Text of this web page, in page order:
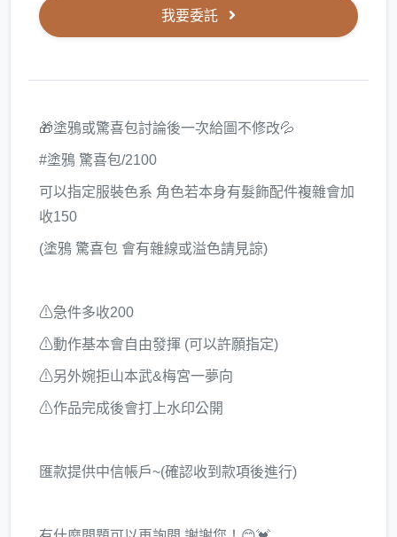
我要委託
🎁塗鴉或驚喜包討論後一次給圖不修改💦
#塗鴉 驚喜包/2100
可以指定服裝色系 角色若本身有髮飾配件複雜會加
收150
(塗鴉 驚喜包 會有雜線或溢色請見諒)
⚠急件多收200
⚠動作基本會自由發揮 (可以許願指定)
⚠另外婉拒山本武&梅宮一夢向
⚠作品完成後會打上水印公開
匯款提供中信帳戶~(確認收到款項後進行)